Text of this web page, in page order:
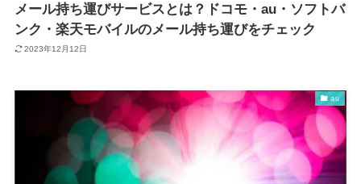
メール持ち運びサービスとは？ドコモ・au・ソフトバ
ンク・楽天モバイルのメール持ち運びをチェック
2023年12月12日
au